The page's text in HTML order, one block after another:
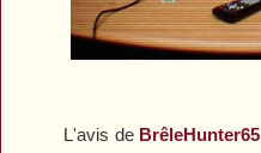
L'avis de BrêleHunter65